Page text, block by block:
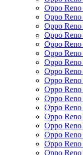
Oppo Reno
Oppo
Oppo
Oppo
Oppo
Oppo
Oppo Reno
Oppo
Oppo Reno
Oppo
Oppo
Oppo
Oppo
Oppo
Oppo
Oppo
Oppo